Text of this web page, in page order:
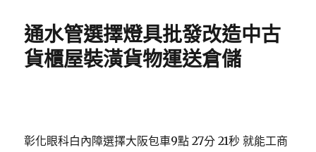
通水管選擇燈具批發改造中古
貨櫃屋裝潢貨物運送倉儲
彰化眼科白內障選擇大阪包車9點 27分 21秒 就能工商